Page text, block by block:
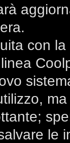
con la
le